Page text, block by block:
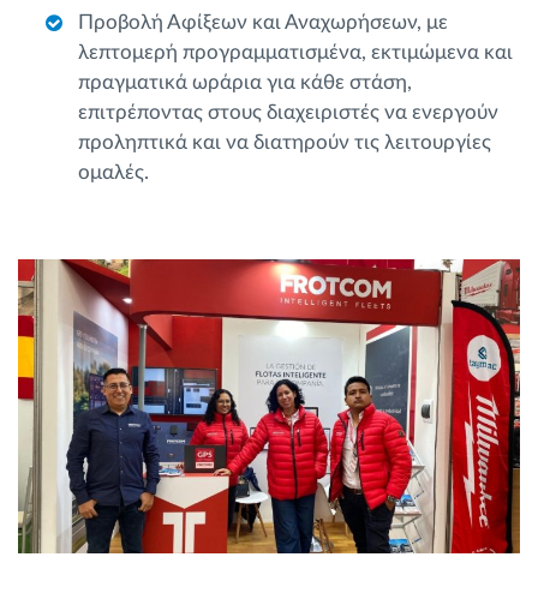
Προβολή Αφίξεων και Αναχωρήσεων, με
λεπτομερή προγραμματισμένα, εκτιμώμενα και
πραγματικά ωράρια για κάθε στάση,
επιτρέποντας στους διαχειριστές να ενεργούν
προληπτικά και να διατηρούν τις λειτουργίες
ομαλές.